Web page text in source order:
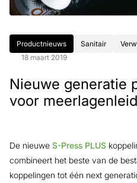
Productnieuws Sanitair
18 maart 2019
Nieuwe generatie
voor
De nieuwe S-Press PLUS
combineert het beste van de
koppelingen tot één next